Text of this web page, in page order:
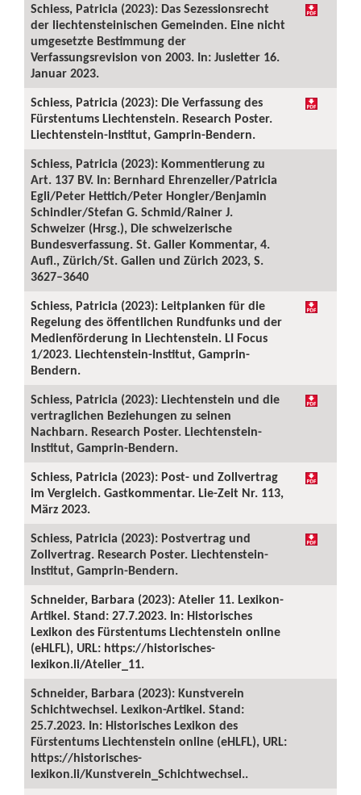
Schiess, Patricia (2023): Das Sezessionsrecht
der liechtensteinischen Gemeinden. Eine nicht
umgesetzte Bestimmung der
Verfassungsrevision von 2003. In: Jusletter 16.
Januar 2023.
Schiess, Patricia (2023): Die Verfassung des
Fürstentums Liechtenstein. Research Poster.
Liechtenstein-Institut, Gamprin-Bendern.
Schiess, Patricia (2023): Kommentierung zu
Art. 137 BV. In: Bernhard Ehrenzeller/Patricia
Egli/Peter Hettich/Peter Hongler/Benjamin
Schindler/Stefan G. Schmid/Rainer J.
Schweizer (Hrsg.), Die schweizerische
Bundesverfassung. St. Galler Kommentar, 4.
Aufl., Zürich/St. Gallen und Zürich 2023, S.
3627–3640
Schiess, Patricia (2023): Leitplanken für die
Regelung des öffentlichen Rundfunks und der
Medienförderung in Liechtenstein. LI Focus
1/2023. Liechtenstein-Institut, Gamprin-
Bendern.
Schiess, Patricia (2023): Liechtenstein und die
vertraglichen Beziehungen zu seinen
Nachbarn. Research Poster. Liechtenstein-
Institut, Gamprin-Bendern.
Schiess, Patricia (2023): Post- und Zollvertrag
im Vergleich. Gastkommentar. Lie-Zeit Nr. 113,
März 2023.
Schiess, Patricia (2023): Postvertrag und
Zollvertrag. Research Poster. Liechtenstein-
Institut, Gamprin-Bendern.
Schneider, Barbara (2023): Atelier 11. Lexikon-
Artikel. Stand: 27.7.2023. In: Historisches
Lexikon des Fürstentums Liechtenstein online
(eHLFL), URL: https://historisches-
lexikon.li/Atelier_11.
Schneider, Barbara (2023): Kunstverein
Schichtwechsel. Lexikon-Artikel. Stand:
25.7.2023. In: Historisches Lexikon des
Fürstentums Liechtenstein online (eHLFL), URL:
https://historisches-
lexikon.li/Kunstverein_Schichtwechsel..